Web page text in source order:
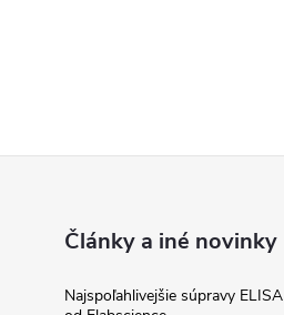
Články a iné novinky
Najspoľahlivejšie súpravy ELISA